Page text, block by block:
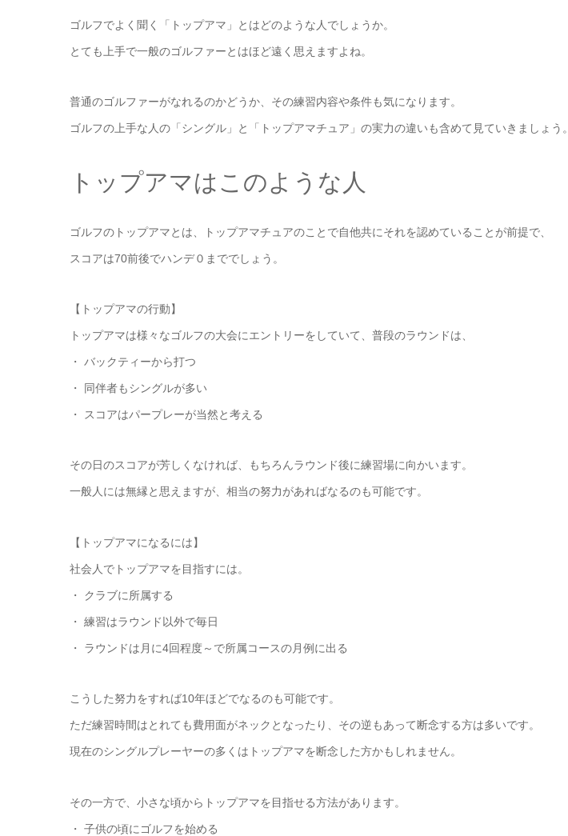
ゴルフでよく聞く「トップアマ」とはどのような人でしょうか。
とても上手で一般のゴルファーとはほど遠く思えますよね。
普通のゴルファーがなれるのかどうか、その練習内容や条件も気になります。
ゴルフの上手な人の「シングル」と「トップアマチュア」の実力の違いも含めて見ていきましょう。
トップアマはこのような人
ゴルフのトップアマとは、トップアマチュアのことで自他共にそれを認めていることが前提で、
スコアは70前後でハンデ０まででしょう。
【トップアマの行動】
トップアマは様々なゴルフの大会にエントリーをしていて、普段のラウンドは、
・ バックティーから打つ
・ 同伴者もシングルが多い
・ スコアはパープレーが当然と考える
その日のスコアが芳しくなければ、もちろんラウンド後に練習場に向かいます。
一般人には無縁と思えますが、相当の努力があればなるのも可能です。
【トップアマになるには】
社会人でトップアマを目指すには。
・ クラブに所属する
・ 練習はラウンド以外で毎日
・ ラウンドは月に4回程度～で所属コースの月例に出る
こうした努力をすれば10年ほどでなるのも可能です。
ただ練習時間はとれても費用面がネックとなったり、その逆もあって断念する方は多いです。
現在のシングルプレーヤーの多くはトップアマを断念した方かもしれません。
その一方で、小さな頃からトップアマを目指せる方法があります。
・ 子供の頃にゴルフを始める